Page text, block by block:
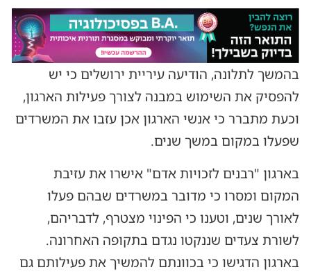
בהמשך לתלונה, הודיעה עיריית ירושלים כי יש
להפסיק את השימוש במבנה לצורך פעילות הארגון,
וכעת מתברר כי אנשי הארגון אכן עזבו את המשרדים
שפעלו במקום במשך שנים.
בארגון "רבנים לזכויות אדם" אישרו את עזיבת
המקום ומסרו כי מדובר במשרדים שבהם פעלו
לאורך שנים, וטענו כי הפינוי מצטרף, לדבריהם,
לשורת צעדים שננקטו נגדם בתקופה האחרונה.
בארגון הדגישו כי בכוונתם להמשיך את פעילותם גם